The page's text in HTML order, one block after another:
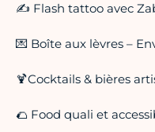
✍️ Flash tattoo avec
💌 Boîte aux lèvres –
🍹Cocktails & bières
🌮 Food quali et